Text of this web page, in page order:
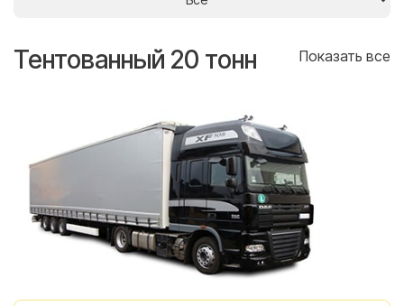
Тентованный 20 тонн Показать все